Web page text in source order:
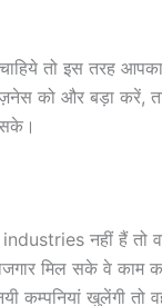
तो इस तरह आपका
को और बड़ा करें,
industries नहीं हैं तो
मिल सके वे
खुलेंगी तो